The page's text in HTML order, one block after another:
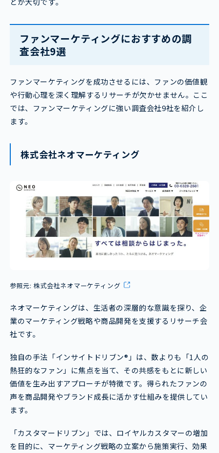
ファンマーケティングにおすすめの調
査会社9選
ファンマーケティングを成功させるには、ファンの価値観
や行動心理を深く理解するリサーチが欠かせません。ここ
では、ファンマーケティングに強い調査会社9社を紹介し
ます。
株式会社ネオマーケティング
参照元: 株式会社ネオマーケティング
ネオマーケティングは、生活者の深層的な意識を探り、企
業のマーケティング戦略や商品開発を支援するリサーチ会
社です。
独自の手法「インサイトドリブン®」は、数よりも「1人の
熱狂的なファン」に焦点を当て、その共感をもとに新しい
価値を生み出すアプローチが特徴です。得られたファンの
声を商品開発やブランド成長に活かす仕組みを提供してい
ます。
「カスタマードリブン」では、ロイヤルカスタマーの増加
を目的に、マーケティング戦略の立案から施策実行、効果